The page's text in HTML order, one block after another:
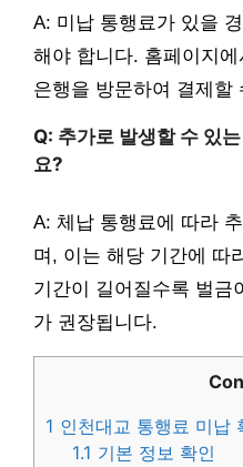
A: 미납 통행료가 있을
해야 합니다. 홈페이지
은행을 방문하여 결제할
Q: 추가로 발생할 수 있
요?
A: 체납 통행료에 따라
며, 이는 해당 기간에 따
기간이 길어질수록 벌금
가 권장됩니다.
1 인천대교 통행료 미납
1.1 기본 정보 확인